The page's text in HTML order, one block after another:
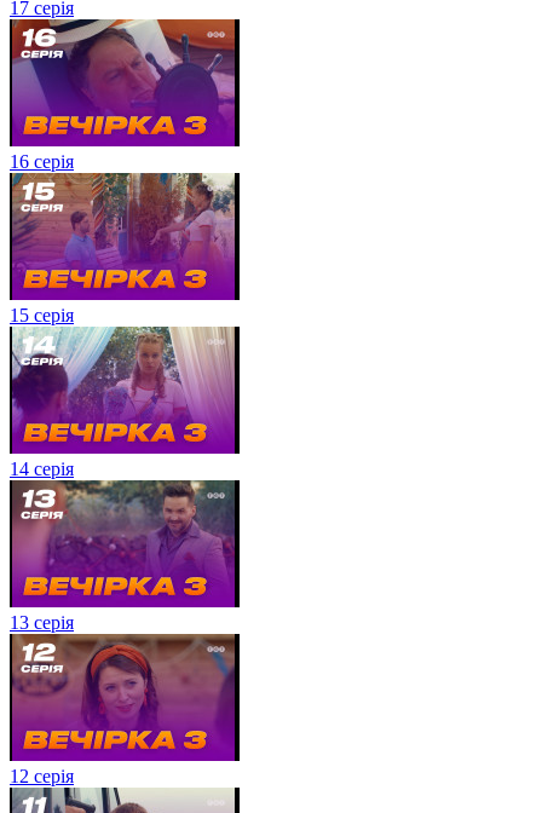
17 серія
16 серія
15 серія
14 серія
13 серія
12 серія